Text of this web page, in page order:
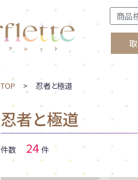
TOP > 忍者と極道
忍者と極道
件数 24 件